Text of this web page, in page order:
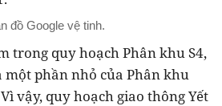
đồ Google vệ tinh.
trong quy hoạch Phân khu S4,
một phần nhỏ của Phân khu
vậy, quy hoạch giao thông Yết